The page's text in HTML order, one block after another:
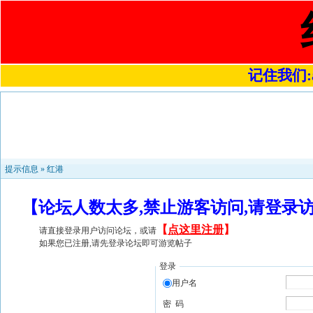
记住我们
提示信息 » 红港
【论坛人数太多,禁止游客访问,请登
请直接登录用户访问论坛，或请 【 点这里注册】
如果您已注册,请先登录论坛即可游览帖子
登录
用户名
密 码